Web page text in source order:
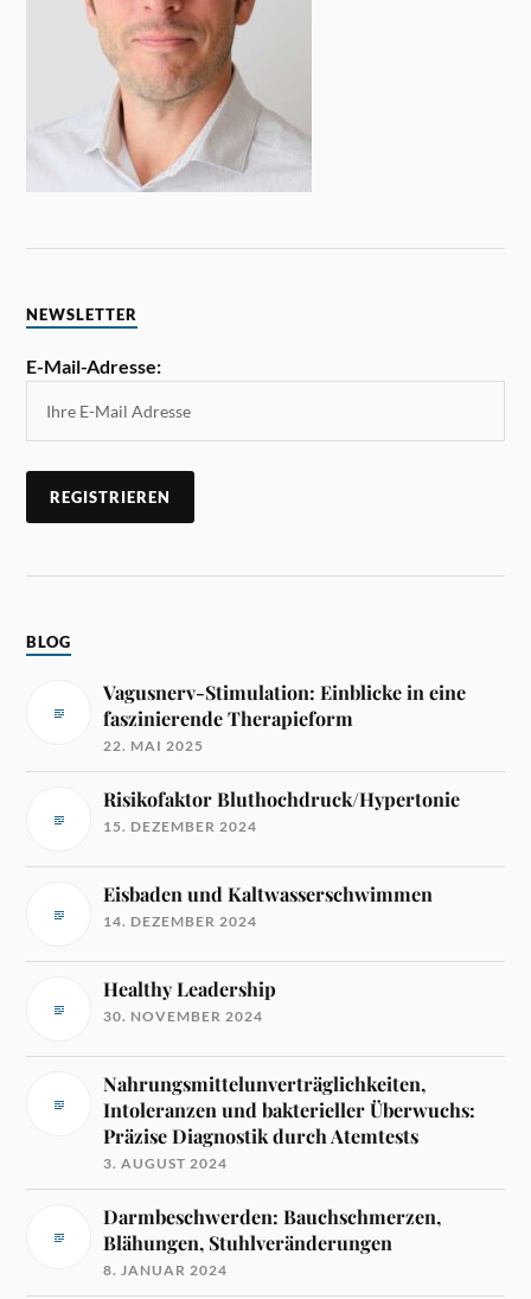
NEWSLETTER
E-Mail-Adresse:
BLOG
Vagusnerv-Stimulation: Einblicke in eine
faszinierende Therapieform
22. MAI 2025
Risikofaktor Bluthochdruck/Hypertonie
15. DEZEMBER 2024
Eisbaden und Kaltwasserschwimmen
14. DEZEMBER 2024
Healthy Leadership
30. NOVEMBER 2024
Nahrungsmittelunverträglichkeiten,
Intoleranzen und bakterieller Überwuchs:
Präzise Diagnostik durch Atemtests
3. AUGUST 2024
Darmbeschwerden: Bauchschmerzen,
Blähungen, Stuhlveränderungen
8. JANUAR 2024